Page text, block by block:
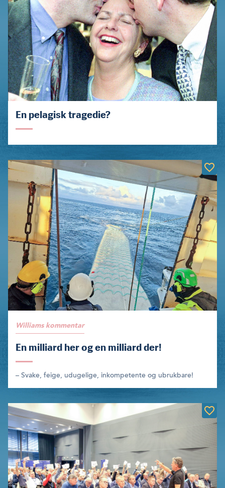
En pelagisk tragedie?
Williams kommentar
En milliard her og en milliard der!
– Svake, feige, udugelige, inkompetente og ubrukbare!